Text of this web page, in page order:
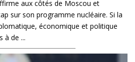
aux côtés de Moscou et
sur son programme nucléaire. Si la
économique et politique
à de ...